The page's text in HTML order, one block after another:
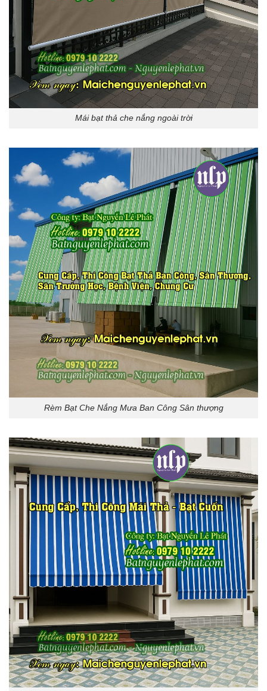
Mái bạt thả che nắng ngoài trời
Rèm Bạt Che Nắng Mưa Ban Công Sân thượng